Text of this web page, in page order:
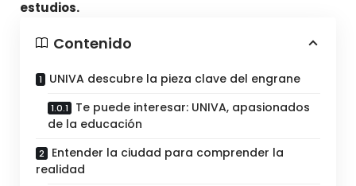
estudios.
Contenido
UNIVA descubre la pieza clave del engrane
Te puede interesar: UNIVA, apasionados
de la educación
Entender la ciudad para comprender la
realidad